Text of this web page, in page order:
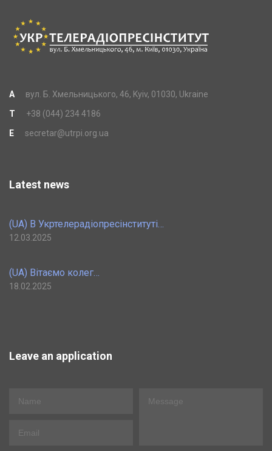
A
вул. Б. Хмельницького, 46, Kyiv, 01030, Ukraine
T
+38 (044) 234 4186
E
secretar@utrpi.org.ua
Latest news
(UA) В Укртелерадіопресінституті…
12.03.2025
(UA) Вітаємо колег…
18.02.2025
Leave an application